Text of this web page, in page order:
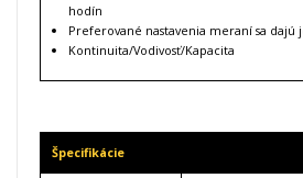
hodín
Preferované nastavenia meraní sa dajú
Kontinuita/Vodivosť/Kapacita
Špecifikácie